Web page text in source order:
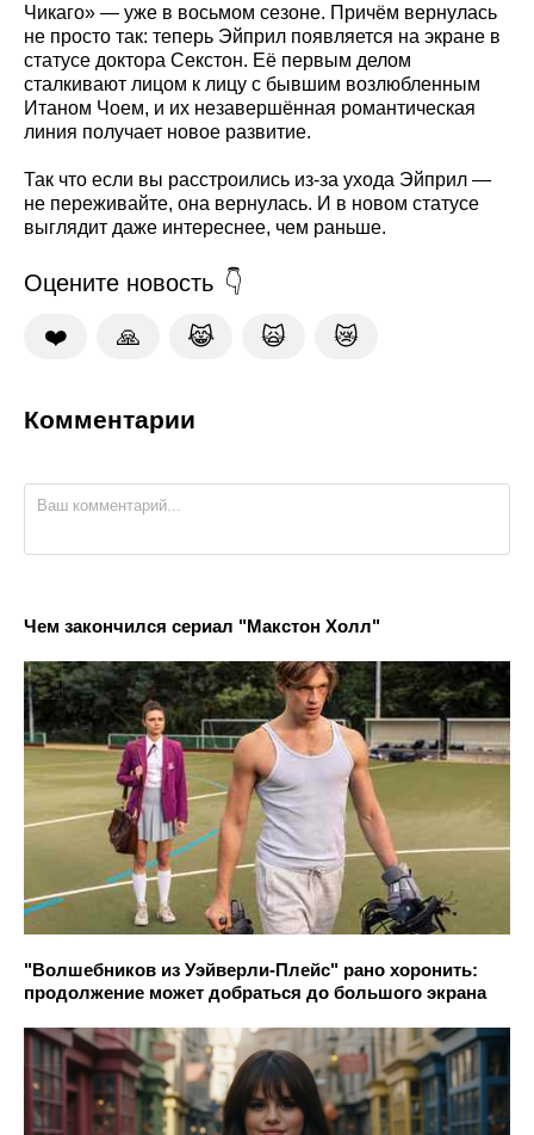
Чикаго» — уже в восьмом сезоне. Причём вернулась
не просто так: теперь Эйприл появляется на экране в
статусе доктора Секстон. Её первым делом
сталкивают лицом к лицу с бывшим возлюбленным
Итаном Чоем, и их незавершённая романтическая
линия получает новое развитие.
Так что если вы расстроились из-за ухода Эйприл —
не переживайте, она вернулась. И в новом статусе
выглядит даже интереснее, чем раньше.
Оцените новость
❤️ 🙏 😹 🙀 😿
Комментарии
Чем закончился сериал "Макстон Холл"
"Волшебников из Уэйверли-Плейс" рано хоронить:
продолжение может добраться до большого экрана